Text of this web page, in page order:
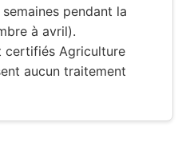
pendant la
à avril).
certifiés Agriculture
aucun traitement